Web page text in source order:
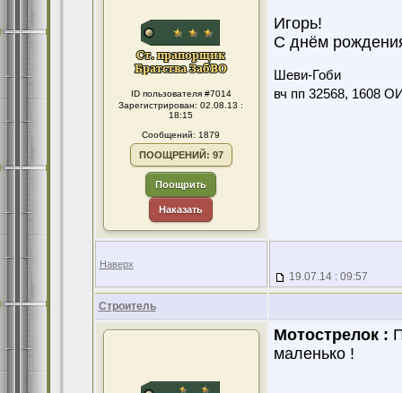
ID пользователя #7014
Зарегистрирован: 02.08.13 :
18:15
Сообщений: 1879
ПООЩРЕНИЙ: 97
Поощрить
Наказать
Игорь!
С днём
Шеви-Гоби
вч пп 32568, 1608
Наверх
19.07.14 : 09:57
Строитель
Мотострелок :
маленько !